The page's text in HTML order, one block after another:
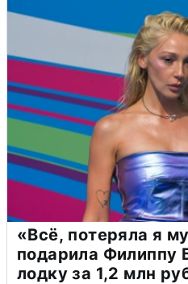
«Всё, потеряла я
подарила Филиппу
лодку за 1,2 млн